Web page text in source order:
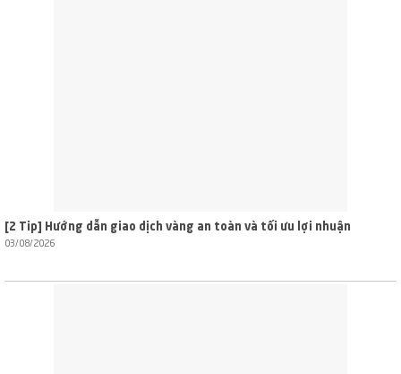
[2 Tip] Hướng dẫn giao dịch vàng an toàn và tối ưu lợi nhuận
03/08/2026